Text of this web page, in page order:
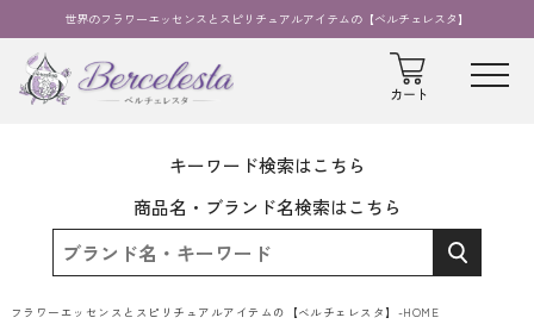
世界のフラワーエッセンスとスピリチュアルアイテムの【ベルチェレスタ】
キーワード検索はこちら
商品名・ブランド名検索はこちら
フラワーエッセンスとスピリチュアルアイテムの【ベルチェレスタ】-HOME